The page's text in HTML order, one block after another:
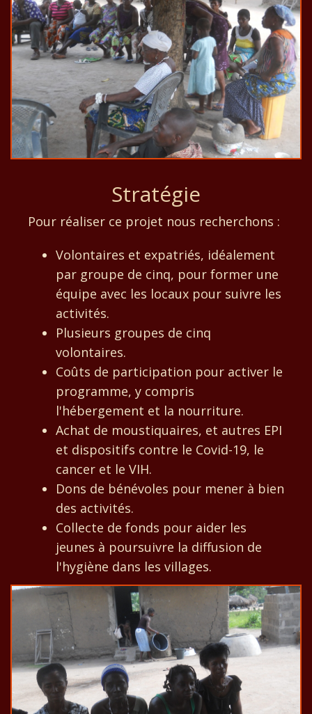
Stratégie
Pour réaliser ce projet nous recherchons :
Volontaires et expatriés, idéalement
par groupe de cinq, pour former une
équipe avec les locaux pour suivre les
activités.
Plusieurs groupes de cinq
volontaires.
Coûts de participation pour activer le
programme, y compris
l'hébergement et la nourriture.
Achat de moustiquaires, et autres EPI
et dispositifs contre le Covid-19, le
cancer et le VIH.
Dons de bénévoles pour mener à bien
des activités.
Collecte de fonds pour aider les
jeunes à poursuivre la diffusion de
l'hygiène dans les villages.